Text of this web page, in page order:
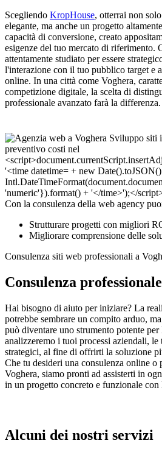
Scegliendo KropHouse, otterrai non
elegante, ma anche un progetto
capacità di conversione, creato
esigenze del tuo mercato di riferimento.
attentamente studiato per essere
l'interazione con il tuo pubblico target e
online. In una città come Voghera,
competizione digitale, la scelta di
professionale avanzato farà la differenza.
Con la consulenza della web agency
Strutturare progetti con migliori
Migliorare comprensione delle
Consulenza siti web professionali a
Consulenza professionale
Hai bisogno di aiuto per iniziare? La
potrebbe sembrare un compito arduo,
può diventare uno strumento potente
analizzeremo i tuoi processi aziendali,
strategici, al fine di offrirti la soluzione
Che tu desideri una consulenza online o
Voghera, siamo pronti ad assisterti in
in un progetto concreto e funzionale con
Alcuni dei nostri servizi